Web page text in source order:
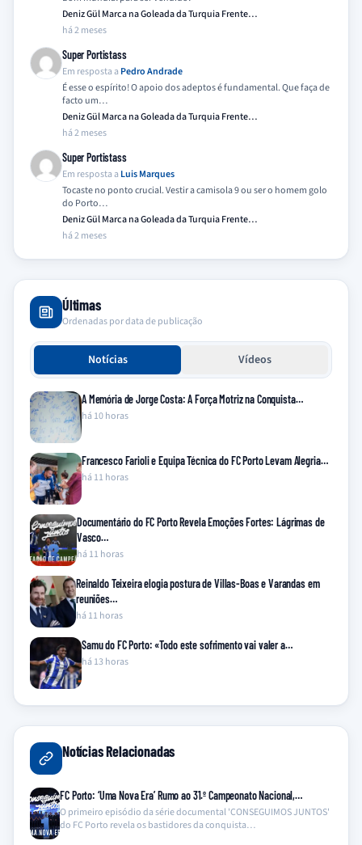
Deniz Gül Marca na Goleada da Turquia Frente…
há 2 meses
Super Portistass
Em resposta a Pedro Andrade
É esse o espírito! O apoio dos adeptos é fundamental. Que faça de
facto um…
Deniz Gül Marca na Goleada da Turquia Frente…
há 2 meses
Super Portistass
Em resposta a Luis Marques
Tocaste no ponto crucial. Vestir a camisola 9 ou ser o homem golo
do Porto…
Deniz Gül Marca na Goleada da Turquia Frente…
há 2 meses
Últimas
Ordenadas por data de publicação
Notícias Vídeos
A Memória de Jorge Costa: A Força Motriz na Conquista…
há 10 horas
Francesco Farioli e Equipa Técnica do FC Porto Levam Alegria…
há 11 horas
Documentário do FC Porto Revela Emoções Fortes: Lágrimas de
Vasco…
há 11 horas
Reinaldo Teixeira elogia postura de Villas-Boas e Varandas em
reuniões…
há 11 horas
Samu do FC Porto: «Todo este sofrimento vai valer a…
há 13 horas
Notícias Relacionadas
FC Porto: ‘Uma Nova Era’ Rumo ao 31.º Campeonato Nacional,…
O primeiro episódio da série documental 'CONSEGUIMOS JUNTOS'
do FC Porto revela os bastidores da conquista…